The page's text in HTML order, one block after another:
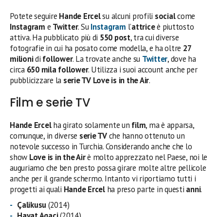
Potete seguire Hande Ercelsu alcuni profili socialcome
Instagram e Twitter. SuInstagram l’attriceè piuttosto
attiva. Ha pubblicato più di 550 post, tra cui diverse
fotografie in cui ha posato come modella, e ha oltre 27
milionidi follower. La trovate anche su Twitter, dove ha
circa 650 mila follower. Utilizza i suoi account anche per
pubblicizzare la serie TV Love is in the Air.
Film e serie TV
Hande Ercelha girato solamente un film, ma è apparsa,
comunque, in diverse serie TVche hanno ottenuto un
notevole successo in Turchia. Considerando anche che lo
show Love is in the Airè molto apprezzato nel Paese, noi le
auguriamo che ben presto possa girare molte altre pellicole
anche per il grande schermo. Intanto vi riportiamo tutti i
progetti ai quali Hande Ercelha preso parte in questi anni.
Çalikusu(2014)